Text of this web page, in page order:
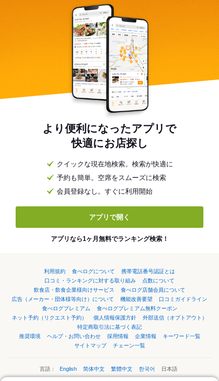
より便利になったアプリで
快適にお店探し
クイックな現在地検索。検索が快適に
予約も簡単。空席をスムーズに検索
会員登録なし。すぐに利用開始
アプリで開く
アプリなら1ヶ月無料でランキング検索！
利用規約 食べログについて
携帯電話番号認証とは
口コミ・ランキングに対する取り組み
点数について
飲食店・飲食企業様向けサービス
食べログ店舗会員について
広告（メーカー・団体様等向け）について
機能改善要望
口コミガイドライン
食べログプレミアム
食べログプレミアム無料クーポン
ネット予約（リクエスト予約）
個人情報保護方針
外部送信（オプトアウト）
特定商取引法に基づく表記
推奨環境
ヘルプ・お問い合わせ 採用情報 企業情報
キーワード一覧
サイトマップ
チェーン一覧
言語： English 简体中文 繁體中文 한국어 日本語